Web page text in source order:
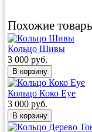
Похожие
Кольцо Шивы
3 000 руб.
Кольцо Коко Eye
3 000 руб.